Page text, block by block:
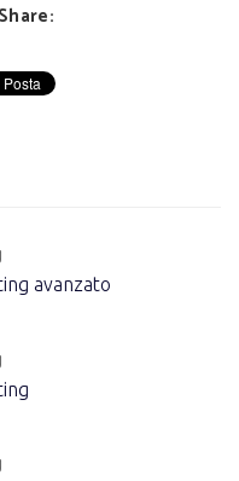
Share:
avanzato